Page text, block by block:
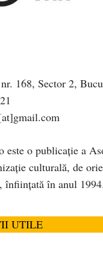
168, Sector 2,
este o publicaţie a
culturală, de
înfiinţată în anul 1994.
UTILE